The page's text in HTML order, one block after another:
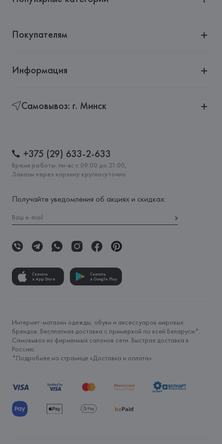
Покупателям
Информация
Самовывоз: г. Минск
+375 (29) 633-2-633
Время работы: пн-вс с 09:00 до 21:00,
Заказы через корзину круглосуточно
Получайте уведомления об акциях и скидках:
Скачать
в App Store
Скачать
в Google Play
Интернет-магазин одежды, обуви и аксессуаров мировых
брендов. Бесплатная доставка с примеркой по всей Беларуси*.
Самовывоз из фирменных салонов сети. Быстрая доставка в
Россию.
*Подробнее на странице «Доставка и оплата»